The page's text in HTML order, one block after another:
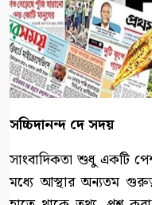
সচ্চিদানন্দ দে সদয়
সাংবাদিকতা শুধু একটি
মধ্যে আস্থার অন্যতম